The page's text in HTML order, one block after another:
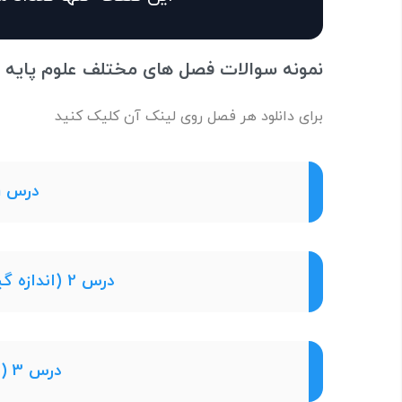
نمونه سوالات فصل های مختلف علوم
برای دانلود هر فصل روی لینک آن کلیک کنید
درس 1 (تجربه و تفکر)
درس 2 (اندازه گیری در علوم و ابزارهای آن)
درس 3 (اتم ها الفبای مواد)